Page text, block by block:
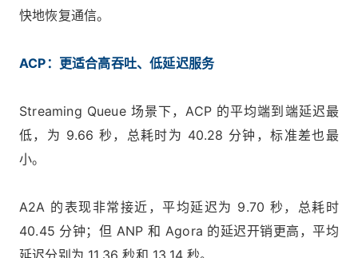
快地恢复通信。
ACP：更适合高吞吐、低延迟服务
Streaming Queue 场景下，ACP 的平均端到端延迟最
低，为 9.66 秒，总耗时为 40.28 分钟，标准差也最
小。
A2A 的表现非常接近，平均延迟为 9.70 秒，总耗时
40.45 分钟；但 ANP 和 Agora 的延迟开销更高，平均
延迟分别为 11.36 秒和 13.14 秒。